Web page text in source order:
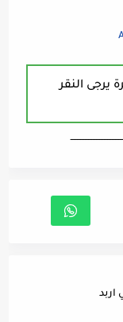
يرجى النقر